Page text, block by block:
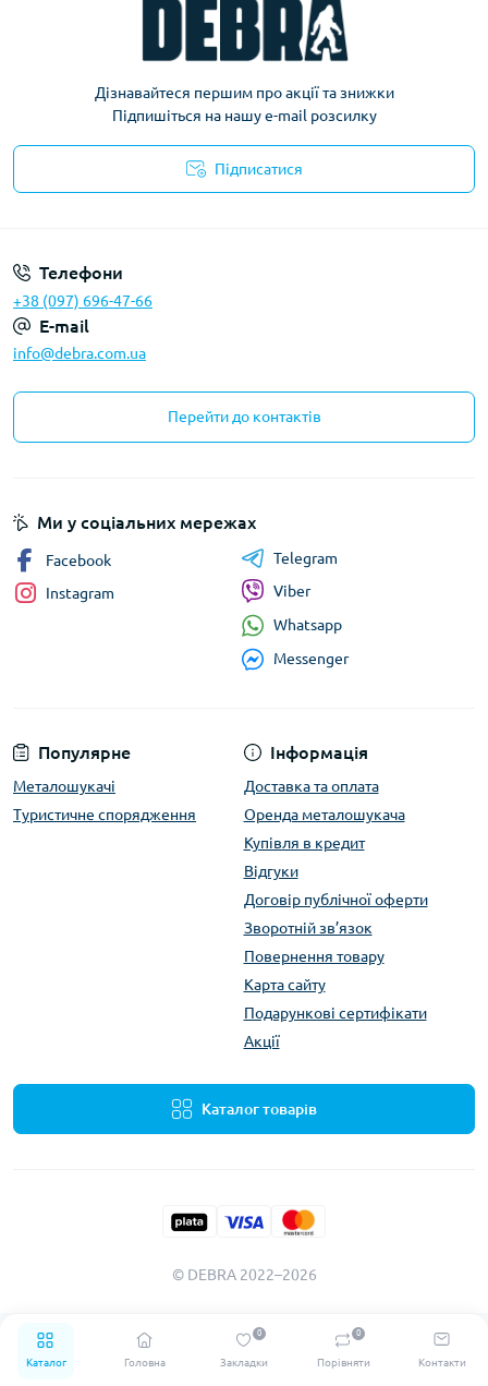
Каталог Головна Закладки
0
Порівняти
0
Контакти
Дізнавайтеся першим про акції та знижки
Підпишіться на нашу e-mail розсилку
Підписатися
Телефони
+38 (097) 696-47-66
E-mail
info@debra.com.ua
Перейти до контактів
Популярне
Металошукачі
Туристичне спорядження
Інформація
Доставка та оплата
Оренда металошукача
Купівля в кредит
Відгуки
Договір публічної оферти
Зворотній зв’язок
Повернення товару
Карта сайту
Подарункові сертифікати
Акції
Каталог товарів
Ми у соціальних мережах
Facebook
Instagram
Telegram
Viber
Whatsapp
Messenger
© DEBRA 2022–2026